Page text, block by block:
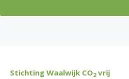
Stichting Waalwijk CO2vrij